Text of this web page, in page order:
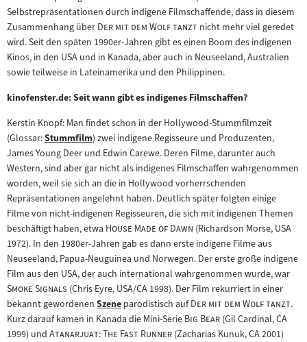
Selbstrepräsentationen durch indigene Filmschaffende, dass in diesem
Zusammenhang über "Der mit dem Wolf tanzt"nicht mehr viel geredet
wird. Seit den späten 1990er-Jahren gibt es einen Boom des indigenen
Kinos, in den USA und in Kanada, aber auch in Neuseeland, Australien
sowie teilweise in Lateinamerika und den Philippinen.
kinofenster.de: Seit wann gibt es indigenes Filmschaffen?
Kerstin Knopf: Man findet schon in der Hollywood-Stummfilmzeit
(Glossar:Zum
Inhalt:
Stummfilm) zwei indigene Regisseure und Produzenten,
James Young Deer und Edwin Carewe. Deren Filme, darunter auch
Western, sind aber gar nicht als indigenes Filmschaffen wahrgenommen
worden, weil sie sich an die in Hollywood vorherrschenden
Repräsentationen angelehnt haben. Deutlich später folgten einige
Filme von nicht-indigenen Regisseuren, die sich mit indigenen Themen
beschäftigt haben, etwa "House Made of Dawn "(Richardson Morse, USA
1972). In den 1980er-Jahren gab es dann erste indigene Filme aus
Neuseeland, Papua-Neuguinea und Norwegen. Der erste große indigene
Film aus den USA, der auch international wahrgenommen wurde, war"
Smoke Signals "(Chris Eyre, USA/CA 1998). Der Film rekurriert in einer
bekannt gewordenen Zum
Inhalt:
Szene parodistisch auf"Der mit dem Wolf tanzt".
Kurz darauf kamen in Kanada die Mini-Serie "Big Bear"(Gil Cardinal, CA
1999) und "
Atanarjuat: The Fast Runner"(Zacharias Kunuk, CA 2001)